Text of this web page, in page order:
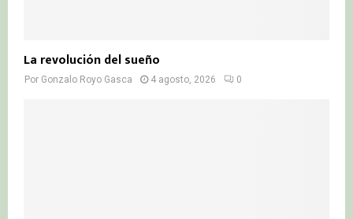
La revolución del sueño
Por Gonzalo Royo Gasca 4 agosto, 2026 0